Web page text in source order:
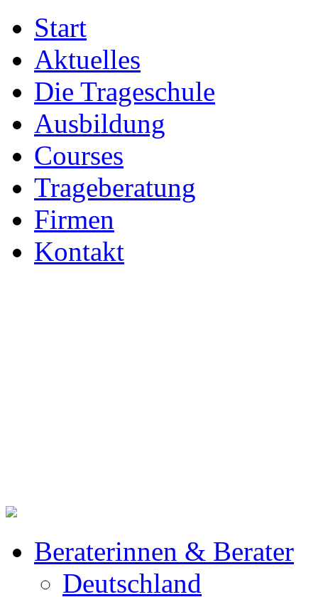
Start
Aktuelles
Die Trageschule
Ausbildung
Courses
Trageberatung
Firmen
Kontakt
Beraterinnen & Berater
Deutschland